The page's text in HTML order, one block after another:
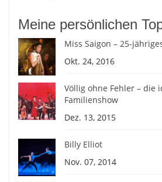
Meine persönlichen
Miss Saigon – 25-
Okt. 24, 2016
Völlig ohne Fehler – die
Familienshow
Dez. 13, 2015
Billy Elliot
Nov. 07, 2014